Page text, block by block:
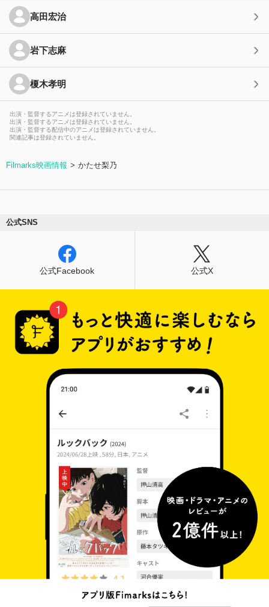
高田宏治
岩下志麻
榎木孝明
出演・監督するアニメは登録されていません。
出演・監督するアニメは登録されていません。
出演・監督する配信中のアニメは登録されていません。
関連記事は登録されていません。
Filmarks映画情報 かたせ梨乃
公式SNS
公式Facebook 公式X